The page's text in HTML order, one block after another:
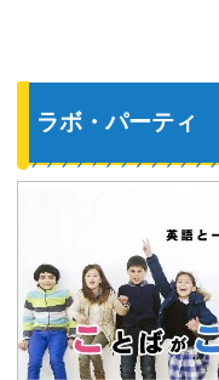
ラボ・パーティ